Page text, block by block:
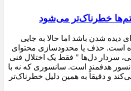
خطرناک‌تر می‌شود
دیده شدن باشد اما حالا به جایی
است. حذف یا محدودسازی محتوای
سردار دل‌ها " فقط یک اختلال فنی
هدفمند است. سانسوری که نه با
و دقیقاً به همین دلیل خطرناک‌تر